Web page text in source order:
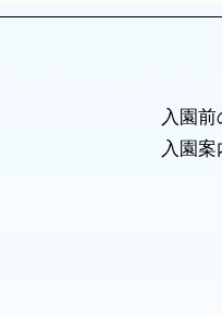
入園
入園案